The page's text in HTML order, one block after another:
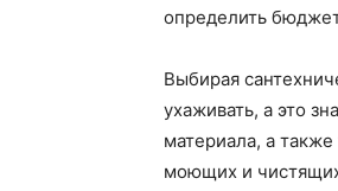
определить
Выбирая
ухаживать, а это
материала, а
моющих и